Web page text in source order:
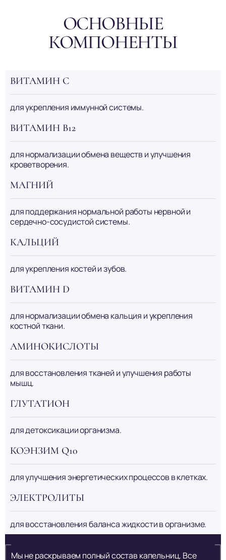
ОСНОВНЫЕ
КОМПОНЕНТЫ
ВИТАМИН С
для укрепления иммунной системы.
ВИТАМИН B12
для нормализации обмена веществ и улучшения
кроветворения.
МАГНИЙ
для поддержания нормальной работы нервной и
сердечно-сосудистой системы.
КАЛЬЦИЙ
для укрепления костей и зубов.
ВИТАМИН D
для нормализации обмена кальция и укрепления
костной ткани.
АМИНОКИСЛОТЫ
для восстановления тканей и улучшения работы
мышц.
ГЛУТАТИОН
для детоксикации организма.
КОЭНЗИМ Q10
для улучшения энергетических процессов в клетках.
ЭЛЕКТРОЛИТЫ
для восстановления баланса жидкости в организме.
Мы не раскрываем полный состав капельниц. Все